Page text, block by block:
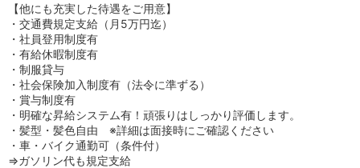
【他にも充実した待遇をご用意】
・交通費規定支給（月5万円迄）
・社員登用制度有
・有給休暇制度有
・制服貸与
・社会保険加入制度有（法令に準ずる）
・賞与制度有
・明確な昇給システム有！頑張りはしっかり評価します。
・髪型・髪色自由 ※詳細は面接時にご確認ください
・車・バイク通勤可（条件付）
⇒ガソリン代も規定支給